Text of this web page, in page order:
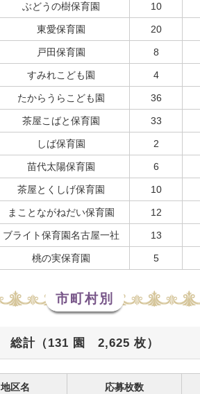
ぶどうの樹保育園 10
東愛保育園 20
戸田保育園 8
すみれこども園 4
たからうらこども園 36
茶屋こばと保育園 33
しば保育園 2
苗代太陽保育園 6
茶屋とくしげ保育園 10
まことながねだい保育園 12
ブライト保育園名古屋一社 13
桃の実保育園 5
市町村別
総計（131 園 2,625 枚）
地区名 応募枚数